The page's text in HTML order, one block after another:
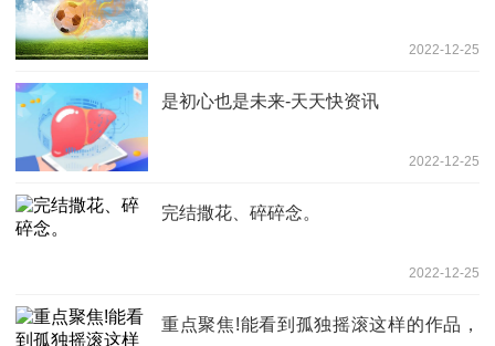
2022-12-25
是初心也是未来-天天快资讯
2022-12-25
完结撒花、碎碎念。
2022-12-25
重点聚焦!能看到孤独摇滚这样的作品，